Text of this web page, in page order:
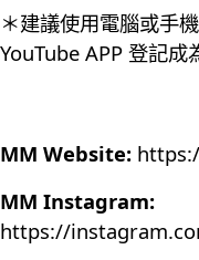
＊建議使用電腦或手
YouTube APP 登記成
MM Website:
MM Instagram:
https://